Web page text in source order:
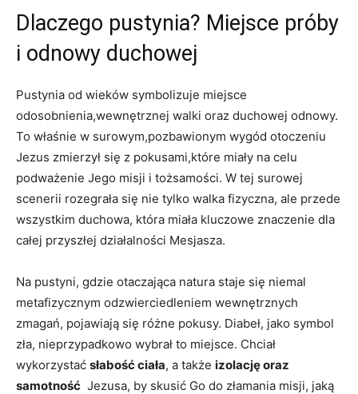
Dlaczego pustynia? Miejsce próby
i odnowy duchowej
Pustynia od wieków symbolizuje miejsce
odosobnienia,wewnętrznej walki ‌oraz duchowej​ odnowy.
To⁣ właśnie w surowym,pozbawionym wygód otoczeniu
Jezus zmierzył się z pokusami,które miały na celu
podważenie Jego misji i tożsamości. W tej surowej
scenerii rozegrała się ⁣nie tylko walka fizyczna, ale przede
wszystkim⁤ duchowa, która miała kluczowe znaczenie dla
⁤całej⁤ przyszłej działalności Mesjasza.
Na pustyni, gdzie otaczająca natura staje się niemal
⁣metafizycznym odzwierciedleniem wewnętrznych
zmagań, pojawiają się różne pokusy. Diabeł, jako symbol
zła,‍ nieprzypadkowo wybrał to miejsce. Chciał
wykorzystać słabość ciała, a także izolację oraz
samotność ⁤ Jezusa, by skusić Go do złamania misji, jaką